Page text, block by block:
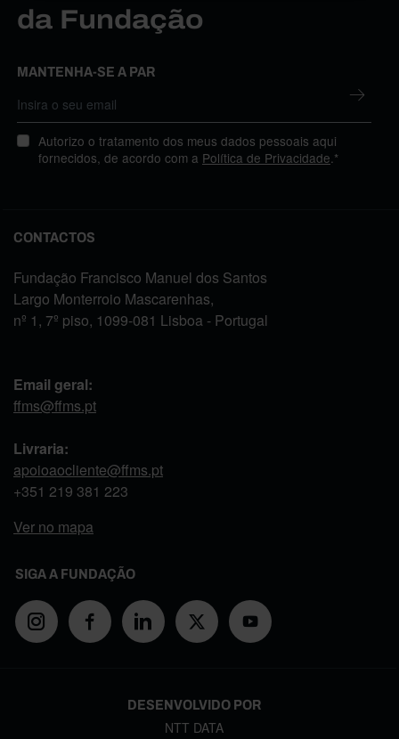
da Fundação
MANTENHA-SE A PAR
Autorizo o tratamento dos meus dados pessoais aqui
fornecidos, de acordo com a Política de Privacidade .*
CONTACTOS
Fundação Francisco Manuel dos Santos
Largo Monterroio Mascarenhas,
nº 1, 7º piso, 1099-081 Lisboa - Portugal
Email geral:
ffms@ffms.pt
Livraria:
apoioaocliente@ffms.pt
+351 219 381 223
Ver no mapa
SIGA A FUNDAÇÃO
DESENVOLVIDO POR
NTT DATA